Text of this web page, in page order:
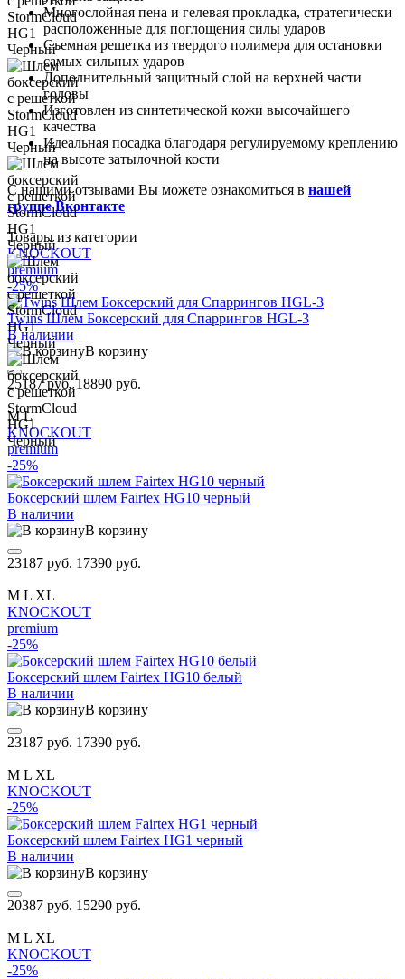
Многослойная пена и гелевая прокладка, стратегически
расположенные для поглощения силы ударов
Съемная решетка из твердого полимера для остановки
самых сильных ударов
Дополнительный защитный слой на верхней части
головы
Изготовлен из синтетической кожи высочайшего
качества
Идеальная посадка благодаря регулируемому креплению
на высоте затылочной кости
С нашими отзывами Вы можете ознакомиться в нашей
группе Вконтакте
Товары из категории
KNOCKOUT
premium
-25%
Twins Шлем Боксерский для Спаррингов HGL-3
В наличии
В корзину
25187 руб.18890 руб.
M L
KNOCKOUT
premium
-25%
Боксерский шлем Fairtex HG10 черный
В наличии
В корзину
23187 руб. 17390 руб.
M L XL
KNOCKOUT
premium
-25%
Боксерский шлем Fairtex HG10 белый
В наличии
В корзину
23187 руб. 17390 руб.
M L XL
KNOCKOUT
-25%
Боксерский шлем Fairtex HG1 черный
В наличии
В корзину
20387 руб. 15290 руб.
M L XL
KNOCKOUT
-25%